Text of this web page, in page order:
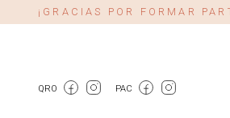
¡GRACIAS POR FORMAR
QRO PAC